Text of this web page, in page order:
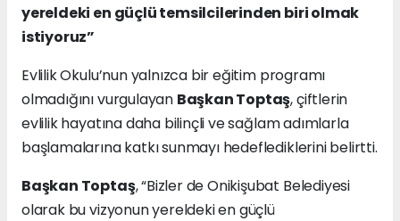
yereldeki en güçlü temsilcilerinden biri olmak
istiyoruz”
Evlilik Okulu’nun yalnızca bir eğitim programı
olmadığını vurgulayan Başkan Toptaş, çiftlerin
evlilik hayatına daha bilinçli ve sağlam adımlarla
başlamalarına katkı sunmayı hedeflediklerini belirtti.
Başkan Toptaş, “Bizler de Onikişubat Belediyesi
olarak bu vizyonun yereldeki en güçlü